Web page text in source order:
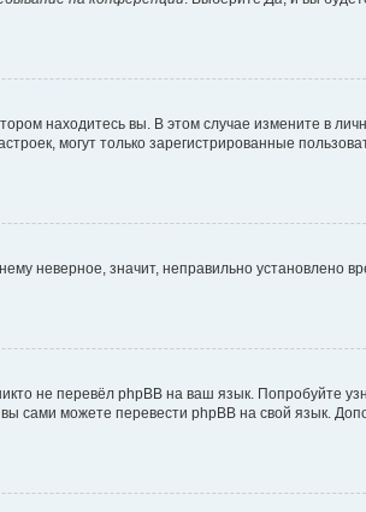
находитесь вы. В этом случае измените в
могут только зарегистрированные
неверное, значит, неправильно установлено
не перевёл phpBB на ваш язык. Попробуйте
вы сами можете перевести phpBB на свой язык.